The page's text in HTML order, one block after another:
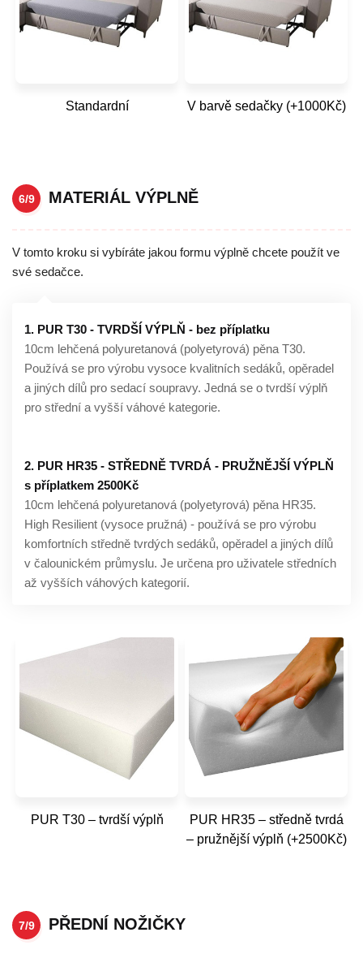
Standardní V barvě sedačky (+1000Kč)
6/9 MATERIÁL VÝPLNĚ
V tomto kroku si vybíráte jakou formu výplně chcete použít ve
své sedačce.
1. PUR T30 - TVRDŠÍ VÝPLŇ - bez příplatku
10cm lehčená polyuretanová (polyetyrová) pěna T30.
Používá se pro výrobu vysoce kvalitních sedáků, opěradel
a jiných dílů pro sedací soupravy. Jedná se o tvrdší výplň
pro střední a vyšší váhové kategorie.
2. PUR HR35 - STŘEDNĚ TVRDÁ - PRUŽNĚJŠÍ VÝPLŇ
s příplatkem 2500Kč
10cm lehčená polyuretanová (polyetyrová) pěna HR35.
High Resilient (vysoce pružná) - používá se pro výrobu
komfortních středně tvrdých sedáků, opěradel a jiných dílů
v čalounickém průmyslu. Je určena pro uživatele středních
až vyšších váhových kategorií.
PUR T30 – tvrdší výplň
PUR HR35 – středně tvrdá
– pružnější výplň (+2500Kč)
7/9 PŘEDNÍ NOŽIČKY